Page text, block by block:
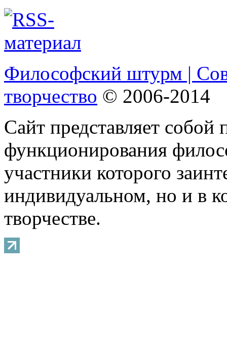
Философский штурм |
творчество © 2006-2014
Сайт представляет собой
функционирования
участники которого
индивидуальном, но и в
творчестве.